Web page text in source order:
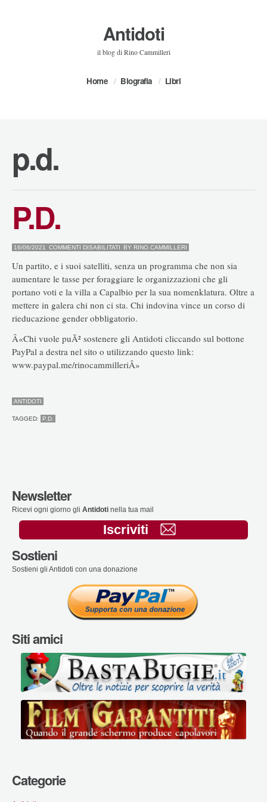
Antidoti
il blog di Rino Cammilleri
Home Biografia Libri
p.d.
P.D.
16/06/2021 COMMENTI DISABILITATI SU
BY RINO.CAMMILLERI
Un partito, e i suoi satelliti, senza un programma che non sia
aumentare le tasse per foraggiare le organizzazioni che gli
portano voti e la villa a Capalbio per la sua nomenklatura. Oltre a
mettere in galera chi non ci sta. Chi indovina vince un corso di
rieducazione gender obbligatorio.
Â«Chi vuole puÃ² sostenere gli Antidoti cliccando sul bottone
PayPal a destra nel sito o utilizzando questo link:
www.paypal.me/rinocammilleriÂ»
ANTIDOTI
TAGGED: P.D.
Newsletter
Ricevi ogni giorno gli Antidoti nella tua mail
Iscriviti
Sostieni
Sostieni gli Antidoti con una donazione
Siti amici
Categorie